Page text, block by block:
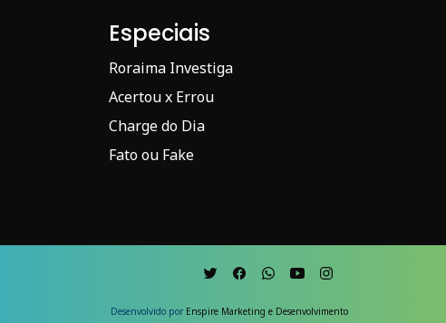
Especiais
Roraima Investiga
Acertou x Errou
Charge do Dia
Fato ou Fake
Desenvolvido por Enspire Marketing e Desenvolvimento